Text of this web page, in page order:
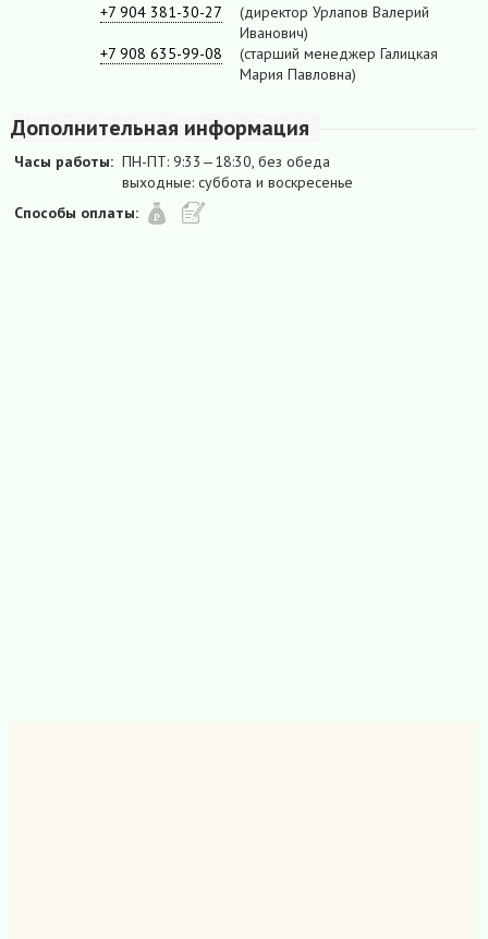
+7 904 381-30-27
(директор Урлапов Валерий
Иванович)
+7 908 635-99-08
(старший менеджер Галицкая
Мария Павловна)
Дополнительная информация
Часы работы: ПН-ПТ: 9:33—18:30, без обеда
выходные: суббота и воскресенье
Способы оплаты: